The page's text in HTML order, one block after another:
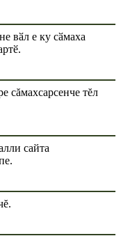
вӑл е ку сӑмаха
сăмахсарсенче тĕл
сайта